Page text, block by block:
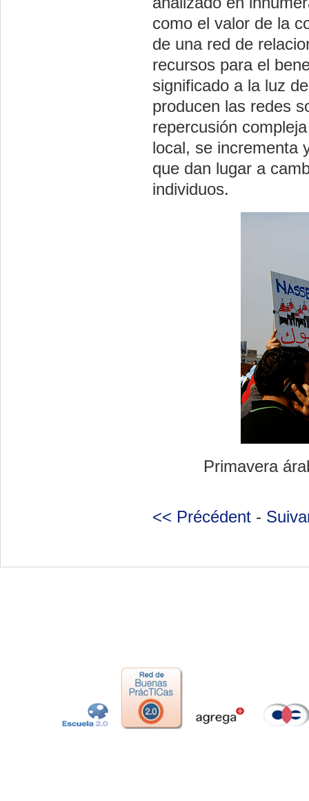
como el valor de la
de una red de
recursos para el
significado a la luz
producen las redes
repercusión
local, se incrementa
que dan lugar a
individuos.
Primavera
<< Précédent -